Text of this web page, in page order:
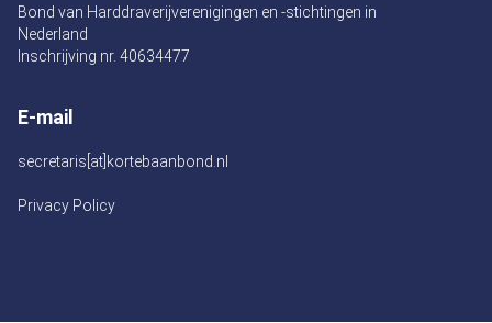
Bond van Harddraverijverenigingen en -stichtingen in
Nederland
Inschrijving nr. 40634477
E-mail
secretaris[at]kortebaanbond.nl
Privacy Policy